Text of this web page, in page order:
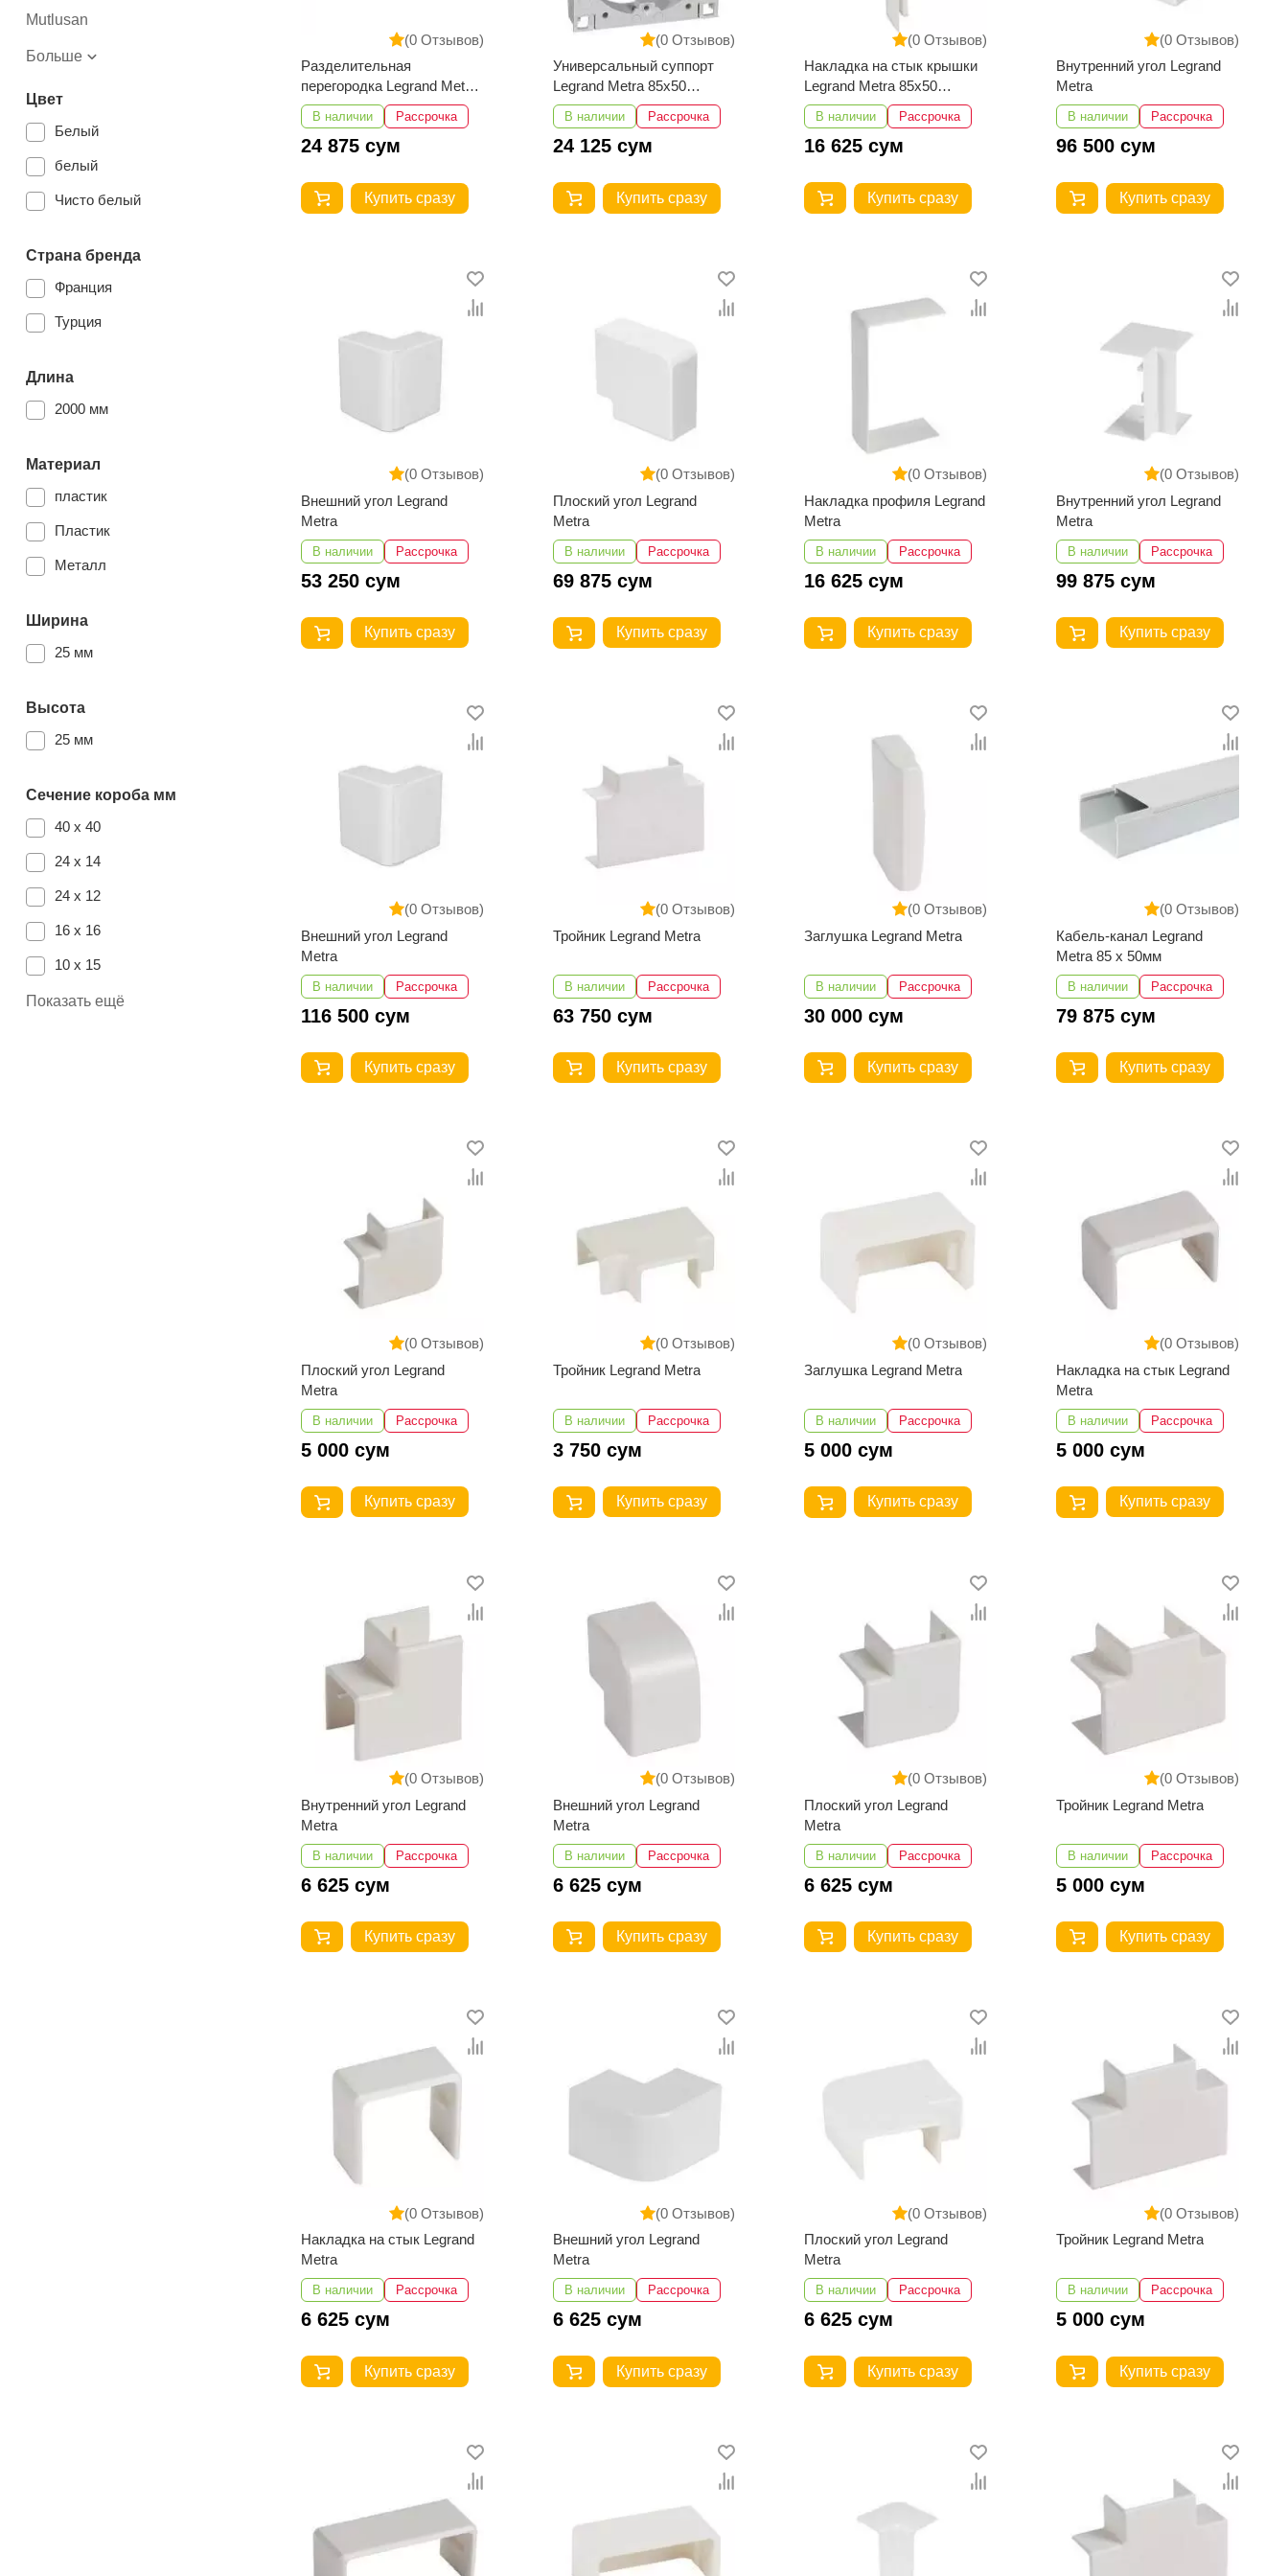
Mutlusan
Больше
Цвет
Белый
белый
Чисто белый
Страна бренда
Франция
Турция
Длина
2000 мм
Материал
пластик
Пластик
Металл
Ширина
25 мм
Высота
25 мм
Сечение короба мм
40 х 40
24 х 14
24 х 12
16 х 16
10 х 15
100 х 50
Показать ещё
(0 Отзывов)
Разделительная
перегородка Legrand Metra
85x50 100x50 130x50
160x50 - 2 метра
В наличии Рассрочка
24 875 сум
Купить сразу
(0 Отзывов)
Универсальный суппорт
Legrand Metra 85х50
100х50 130х50
В наличии Рассрочка
24 125 сум
Купить сразу
(0 Отзывов)
Накладка на стык крышки
Legrand Metra 85х50
100х50 130х50
В наличии Рассрочка
16 625 сум
Купить сразу
(0 Отзывов)
Внутренний угол Legrand
Metra
В наличии Рассрочка
96 500 сум
Купить сразу
(0 Отзывов)
Внешний угол Legrand
Metra
В наличии Рассрочка
53 250 сум
Купить сразу
(0 Отзывов)
Плоский угол Legrand
Metra
В наличии Рассрочка
69 875 сум
Купить сразу
(0 Отзывов)
Накладка профиля Legrand
Metra
В наличии Рассрочка
16 625 сум
Купить сразу
(0 Отзывов)
Внутренний угол Legrand
Metra
В наличии Рассрочка
99 875 сум
Купить сразу
(0 Отзывов)
Внешний угол Legrand
Metra
В наличии Рассрочка
116 500 сум
Купить сразу
(0 Отзывов)
Тройник Legrand Metra
В наличии Рассрочка
63 750 сум
Купить сразу
(0 Отзывов)
Заглушка Legrand Metra
В наличии Рассрочка
30 000 сум
Купить сразу
(0 Отзывов)
Кабель-канал Legrand
Metra 85 x 50мм
В наличии Рассрочка
79 875 сум
Купить сразу
(0 Отзывов)
Плоский угол Legrand
Metra
В наличии Рассрочка
5 000 сум
Купить сразу
(0 Отзывов)
Тройник Legrand Metra
В наличии Рассрочка
3 750 сум
Купить сразу
(0 Отзывов)
Заглушка Legrand Metra
В наличии Рассрочка
5 000 сум
Купить сразу
(0 Отзывов)
Накладка на стык Legrand
Metra
В наличии Рассрочка
5 000 сум
Купить сразу
(0 Отзывов)
Внутренний угол Legrand
Metra
В наличии Рассрочка
6 625 сум
Купить сразу
(0 Отзывов)
Внешний угол Legrand
Metra
В наличии Рассрочка
6 625 сум
Купить сразу
(0 Отзывов)
Плоский угол Legrand
Metra
В наличии Рассрочка
6 625 сум
Купить сразу
(0 Отзывов)
Тройник Legrand Metra
В наличии Рассрочка
5 000 сум
Купить сразу
(0 Отзывов)
Накладка на стык Legrand
Metra
В наличии Рассрочка
6 625 сум
Купить сразу
(0 Отзывов)
Внешний угол Legrand
Metra
В наличии Рассрочка
6 625 сум
Купить сразу
(0 Отзывов)
Плоский угол Legrand
Metra
В наличии Рассрочка
6 625 сум
Купить сразу
(0 Отзывов)
Тройник Legrand Metra
В наличии Рассрочка
5 000 сум
Купить сразу